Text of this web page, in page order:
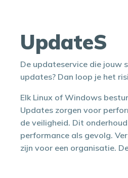
UpdateS
De updateservice die jouw
updates? Dan loop je het
Elk Linux of Windows
Updates zorgen voor
de veiligheid. Dit
performance als gevolg.
zijn voor een organisatie.